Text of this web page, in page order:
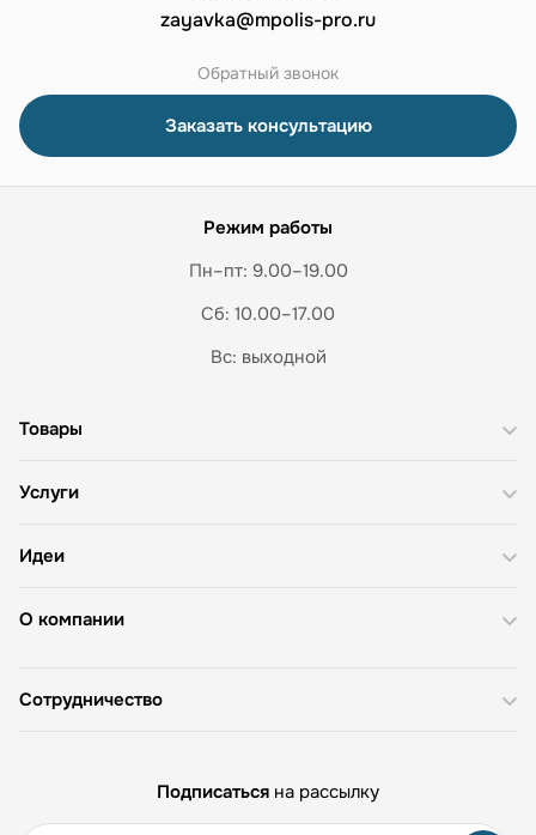
zayavka@mpolis-pro.ru
Обратный звонок
Заказать консультацию
Режим работы
Пн–пт: 9.00–19.00
Сб: 10.00–17.00
Вс: выходной
О компании
Товары
Услуги
Идеи
Сотрудничество
Подписаться на рассылку